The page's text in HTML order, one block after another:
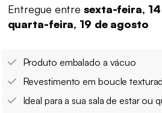
Entregue entre sexta-feira,
quarta-feira, 19 de agosto
Produto embalado a vácuo
Revestimento em boucle
Ideal para a sua sala de estar ou